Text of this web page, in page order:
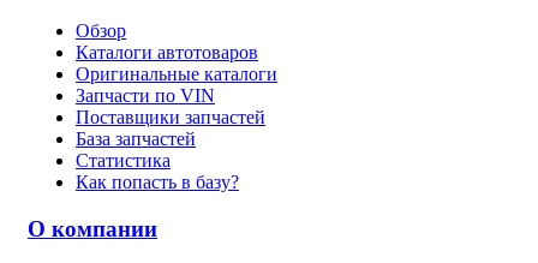
Обзор
Каталоги автотоваров
Оригинальные каталоги
Запчасти по VIN
Поставщики запчастей
База запчастей
Статистика
Как попасть в базу?
О компании